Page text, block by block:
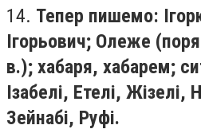
14. Тепер пишемо:
Ігорьович; Олеже
в.); хабаря, хабарем;
Ізабелі, Етелі, Жізелі,
Зейнабі, Руфі.